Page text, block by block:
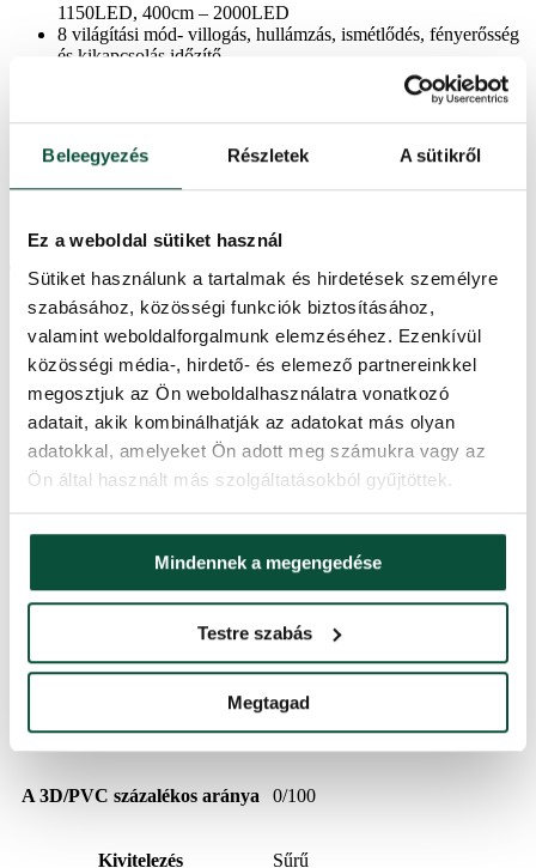
Beleegyezés Részletek A sütikről
Ez a weboldal sütiket használ
Sütiket használunk a tartalmak és hirdetések személyre
szabásához, közösségi funkciók biztosításához,
valamint weboldalforgalmunk elemzéséhez. Ezenkívül
közösségi média-, hirdető- és elemező partnereinkkel
megosztjuk az Ön weboldalhasználatra vonatkozó
adatait, akik kombinálhatják az adatokat más olyan
adatokkal, amelyeket Ön adott meg számukra vagy az
Ön által használt más szolgáltatásokból gyűjtöttek.
Mindennek a megengedése
Testre szabás
Megtagad
1150LED, 400cm – 2000LED
8 világítási mód- villogás, hullámzás, ismétlődés, fényerősség
és kikapcsolás időzítő
70%-os energiamegtakarítás a LED-es világítás révén
esernyőszerűen összecsukható rendszer – a fa tökéletes
kiváló minőségű PVC anyagokból készültt
minden karácsonyi dekorációval harmonizál
a stabil fémtalp a csomagolás része
Termékparaméterek
Szállítási idő 2 nap
Ágak teljes száma
Világítási módok száma 8
Magasság (állvánnyal) 240 cm
3D ágak száma 0
PVC ágak száma 2076
Tűlevél típus havas PVC
A 3D/PVC százalékos aránya 0/100
Kivitelezés Sűrű